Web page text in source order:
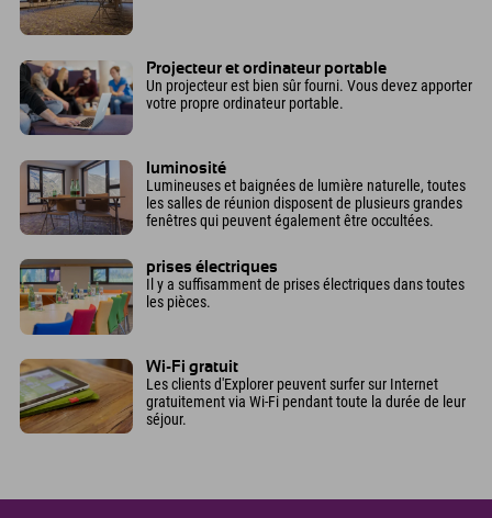
Projecteur et ordinateur portable
Un projecteur est bien sûr fourni. Vous devez apporter
votre propre ordinateur portable.
luminosité
Lumineuses et baignées de lumière naturelle, toutes
les salles de réunion disposent de plusieurs grandes
fenêtres qui peuvent également être occultées.
prises électriques
Il y a suffisamment de prises électriques dans toutes
les pièces.
Wi-Fi gratuit
Les clients d'Explorer peuvent surfer sur Internet
gratuitement via Wi-Fi pendant toute la durée de leur
séjour.